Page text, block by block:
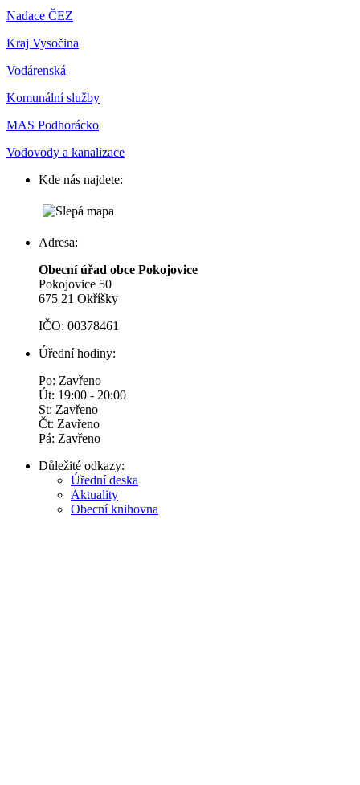
Nadace ČEZ
Kraj Vysočina
Vodárenská
Komunální služby
MAS Podhorácko
Vodovody a kanalizace
Kde nás najdete:
Adresa:
Obecní úřad obce Pokojovice
Pokojovice 50
675 21 Okříšky
IČO: 00378461
Úřední hodiny:
Po: Zavřeno
Út: 19:00 - 20:00
St: Zavřeno
Čt: Zavřeno
Pá: Zavřeno
Důležité odkazy:
Úřední deska
Aktuality
Obecní knihovna